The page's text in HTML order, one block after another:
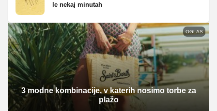
le nekaj minutah
OGLAS
3 modne kombinacije, v katerih nosimo torbe za
plažo